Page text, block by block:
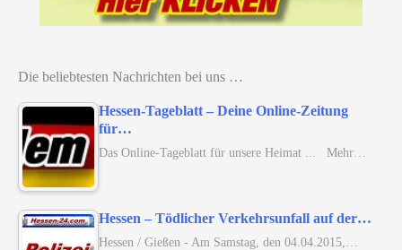
Die beliebtesten Nachrichten bei uns …
Hessen-Tageblatt – Deine Online-Zeitung
für…
Das Online-Tageblatt für unsere Heimat ... Mehr…
Hessen – Tödlicher Verkehrsunfall auf der…
Hessen / Gießen - Am Samstag, den 04.04.2015,…